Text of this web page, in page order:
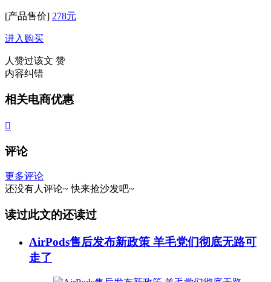
[产品售价] 278元
进入购买
人赞过该文 赞
内容纠错
相关电商优惠

评论
更多评论
还没有人评论~ 快来抢沙发吧~
读过此文的还读过
AirPods售后发布新政策 羊毛党们彻底无路可
走了